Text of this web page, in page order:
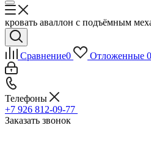
кровать аваллон с подъёмным
Сравнение0 Отложенные 0
Телефоны
+7 926 812-09-77
Заказать звонок